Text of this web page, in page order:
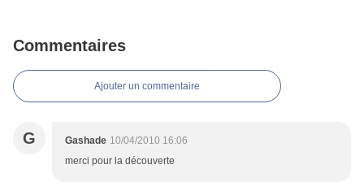
Commentaires
Ajouter un commentaire
G Gashade 10/04/2010 16:06
merci pour la découverte